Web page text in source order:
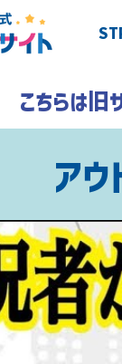
こちらは旧
アウ